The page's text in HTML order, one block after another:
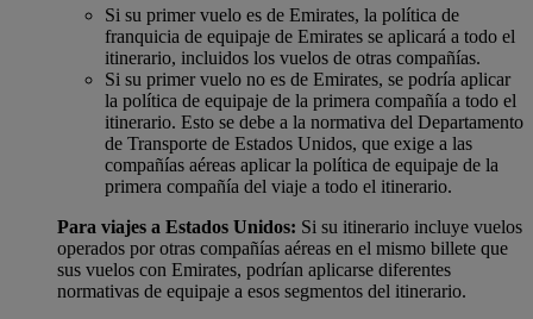
Si su primer vuelo es de Emirates, la política de
franquicia de equipaje de Emirates se aplicará a todo el
itinerario, incluidos los vuelos de otras compañías.
Si su primer vuelo no es de Emirates, se podría aplicar
la política de equipaje de la primera compañía a todo el
itinerario. Esto se debe a la normativa del Departamento
de Transporte de Estados Unidos, que exige a las
compañías aéreas aplicar la política de equipaje de la
primera compañía del viaje a todo el itinerario.
Para viajes a Estados Unidos: Si su itinerario incluye vuelos
operados por otras compañías aéreas en el mismo billete que
sus vuelos con Emirates, podrían aplicarse diferentes
normativas de equipaje a esos segmentos del itinerario.